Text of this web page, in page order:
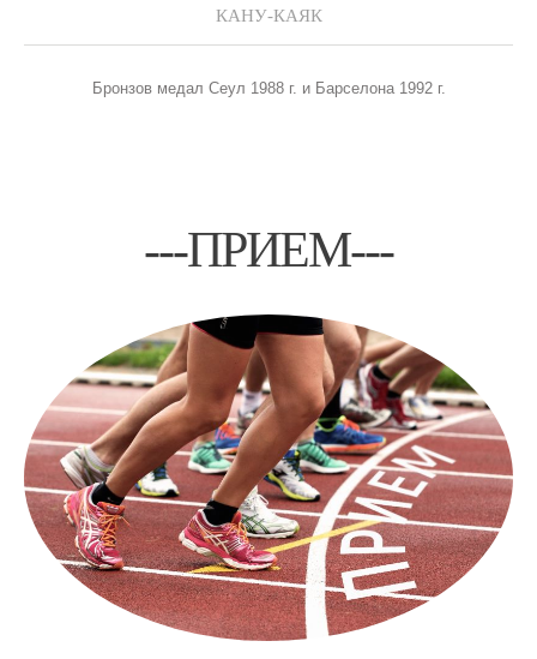
КАНУ-КАЯК
Бронзов медал Сеул 1988 г. и Барселона 1992 г.
---ПРИЕМ---